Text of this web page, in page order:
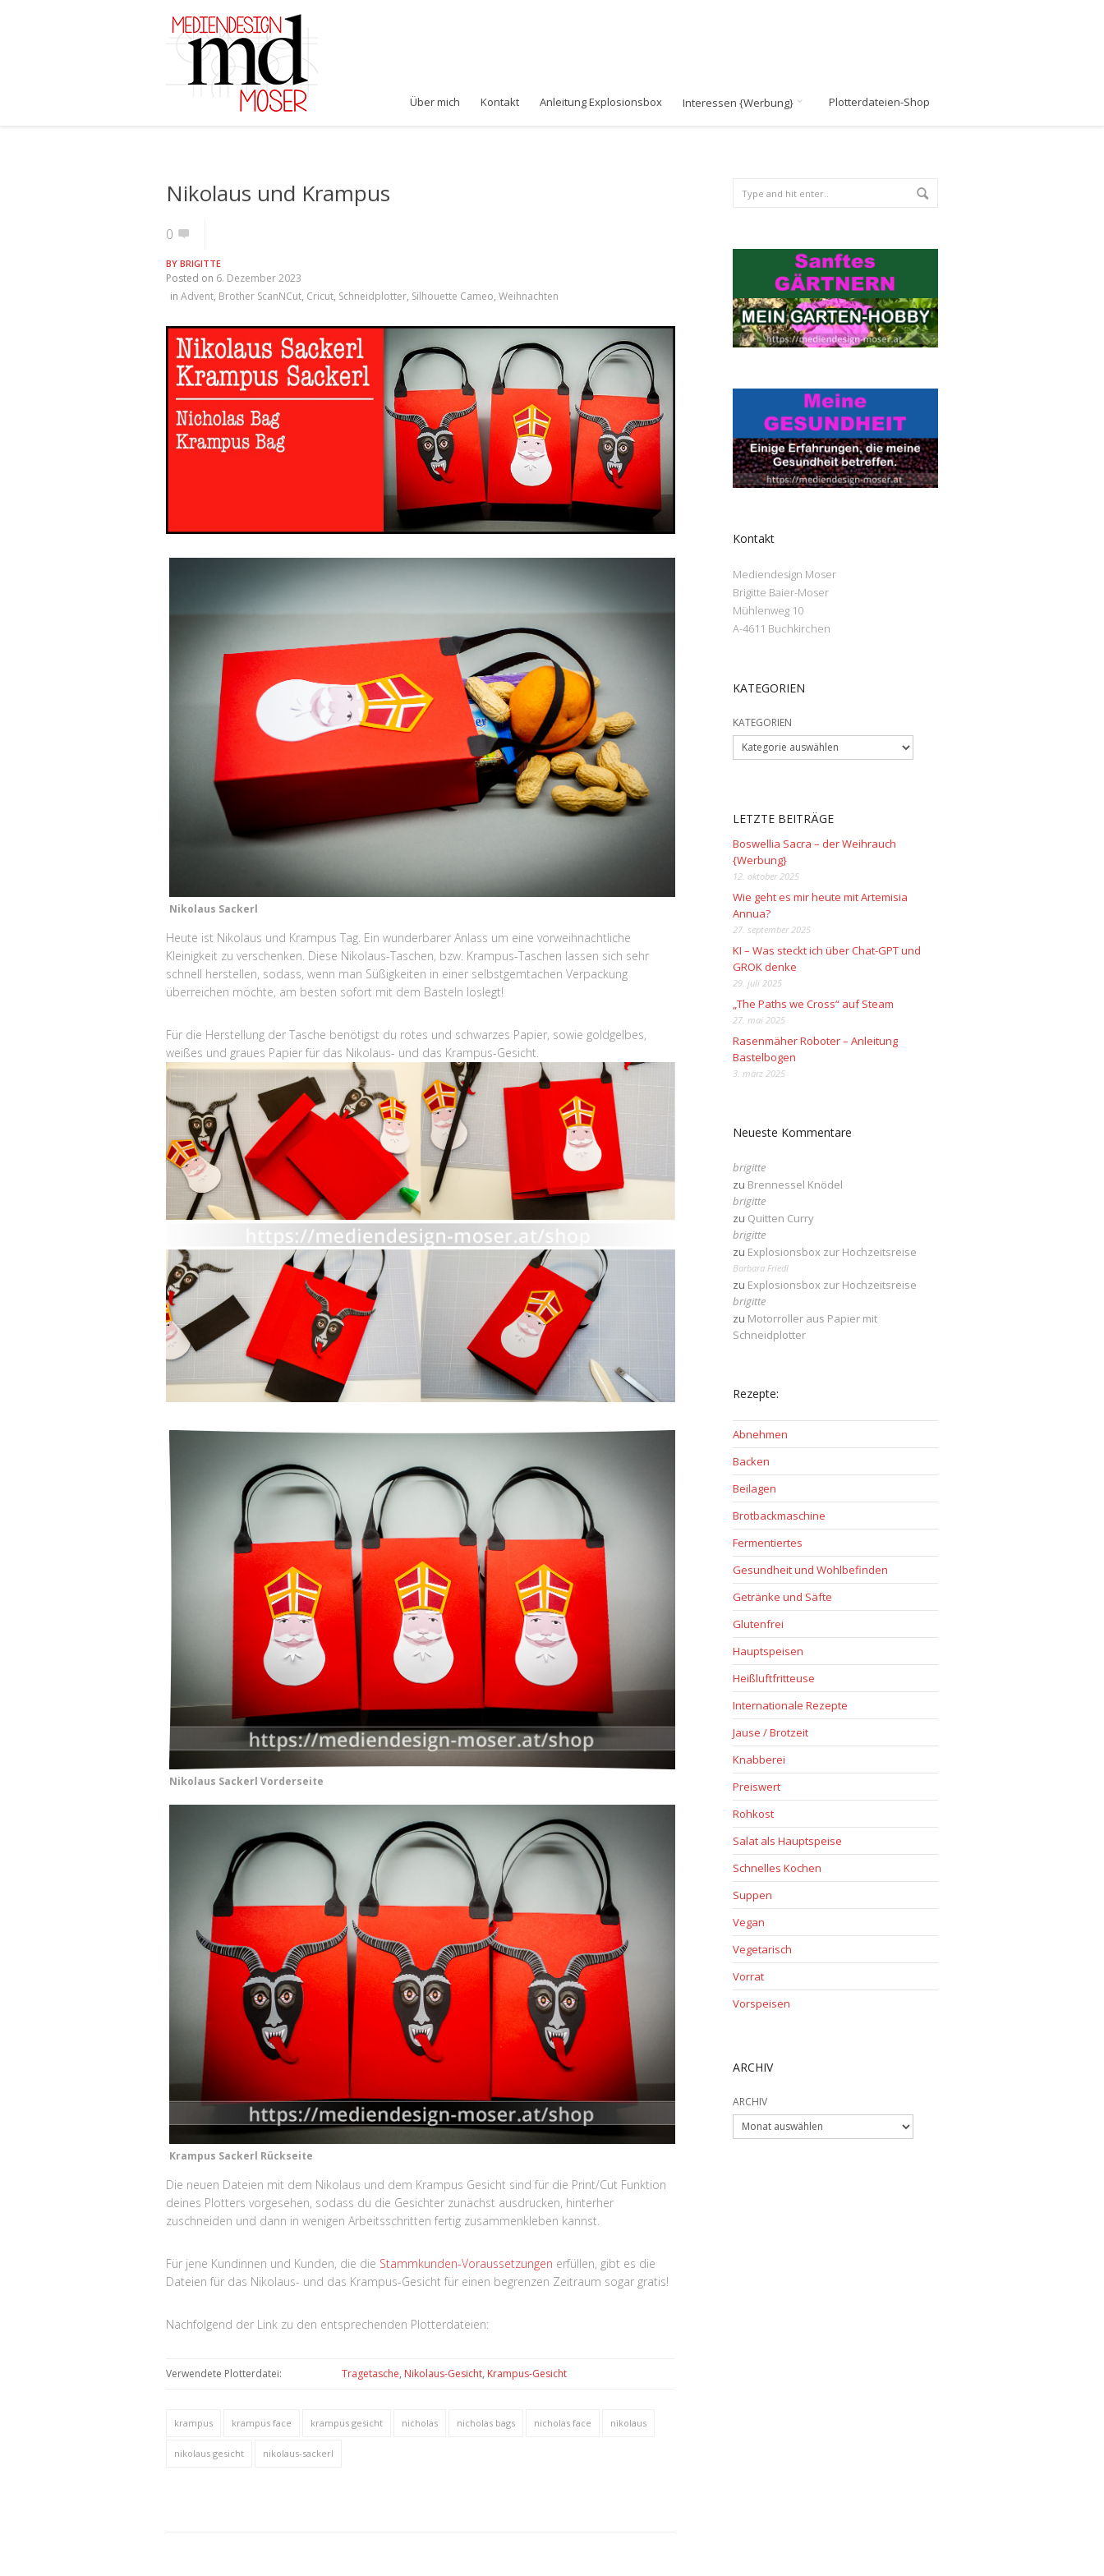
Über mich Kontakt Anleitung Explosionsbox Interessen {Werbung} Plotterdateien-Shop
Nikolaus und Krampus
0
BY BRIGITTE
Posted on 6. Dezember 2023
in Advent, Brother ScanNCut, Cricut, Schneidplotter, Silhouette Cameo, Weihnachten
Nikolaus Sackerl
Heute ist Nikolaus und Krampus Tag. Ein wunderbarer Anlass um eine vorweihnachtliche
Kleinigkeit zu verschenken. Diese Nikolaus-Taschen, bzw. Krampus-Taschen lassen sich sehr
schnell herstellen, sodass, wenn man Süßigkeiten in einer selbstgemtachen Verpackung
überreichen möchte, am besten sofort mit dem Basteln loslegt!
Für die Herstellung der Tasche benötigst du rotes und schwarzes Papier, sowie goldgelbes,
weißes und graues Papier für das Nikolaus- und das Krampus-Gesicht.
Nikolaus Sackerl Vorderseite
Krampus Sackerl Rückseite
Die neuen Dateien mit dem Nikolaus und dem Krampus Gesicht sind für die Print/Cut Funktion
deines Plotters vorgesehen, sodass du die Gesichter zunächst ausdrucken, hinterher
zuschneiden und dann in wenigen Arbeitsschritten fertig zusammenkleben kannst.
Für jene Kundinnen und Kunden, die die Stammkunden-Voraussetzungen erfüllen, gibt es die
Dateien für das Nikolaus- und das Krampus-Gesicht für einen begrenzen Zeitraum sogar gratis!
Nachfolgend der Link zu den entsprechenden Plotterdateien:
Verwendete Plotterdatei: Tragetasche, Nikolaus-Gesicht, Krampus-Gesicht
krampus krampus face krampus gesicht nicholas nicholas bags nicholas face nikolaus
nikolaus gesicht nikolaus-sackerl
Kontakt
Mediendesign Moser
Brigitte Baier-Moser
Mühlenweg 10
A-4611 Buchkirchen
KATEGORIEN
KATEGORIEN
LETZTE BEITRÄGE
Boswellia Sacra – der Weihrauch
{Werbung}
12. oktober 2025
Wie geht es mir heute mit Artemisia
Annua?
27. september 2025
KI – Was steckt ich über Chat-GPT und
GROK denke
29. juli 2025
„The Paths we Cross“ auf Steam
27. mai 2025
Rasenmäher Roboter – Anleitung
Bastelbogen
3. märz 2025
Neueste Kommentare
brigitte
zu Brennessel Knödel
brigitte
zu Quitten Curry
brigitte
zu Explosionsbox zur Hochzeitsreise
Barbara Friedl
zu Explosionsbox zur Hochzeitsreise
brigitte
zu Motorroller aus Papier mit
Schneidplotter
Rezepte:
Abnehmen
Backen
Beilagen
Brotbackmaschine
Fermentiertes
Gesundheit und Wohlbefinden
Getränke und Säfte
Glutenfrei
Hauptspeisen
Heißluftfritteuse
Internationale Rezepte
Jause / Brotzeit
Knabberei
Preiswert
Rohkost
Salat als Hauptspeise
Schnelles Kochen
Suppen
Vegan
Vegetarisch
Vorrat
Vorspeisen
ARCHIV
ARCHIV